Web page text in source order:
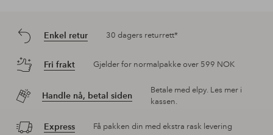
Enkel retur 30 dagers returrett*
Fri frakt Gjelder for normalpakke over 599 NOK
Handle nå, betal siden
Betale med elpy. Les mer i
kassen.
Express Få pakken din med ekstra rask levering